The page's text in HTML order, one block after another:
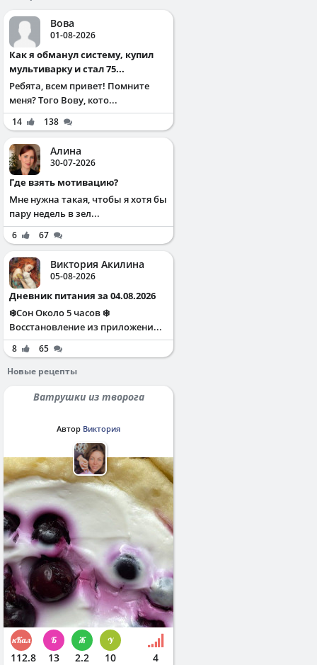
Вова
01-08-2026
Как я обманул систему, купил
мультиварку и стал 75...
Ребята, всем привет! Помните
меня? Того Вову, кото...
14 138
Алина
30-07-2026
Где взять мотивацию?
Мне нужна такая, чтобы я хотя бы
пару недель в зел...
6 67
Виктория Акилина
05-08-2026
Дневник питания за 04.08.2026
❄️Сон Около 5 часов ❄️
Восстановление из приложени...
8
65
Новые рецепты
Ватрушки из творога
Автор Виктория
112.8 13 2.2 10 4